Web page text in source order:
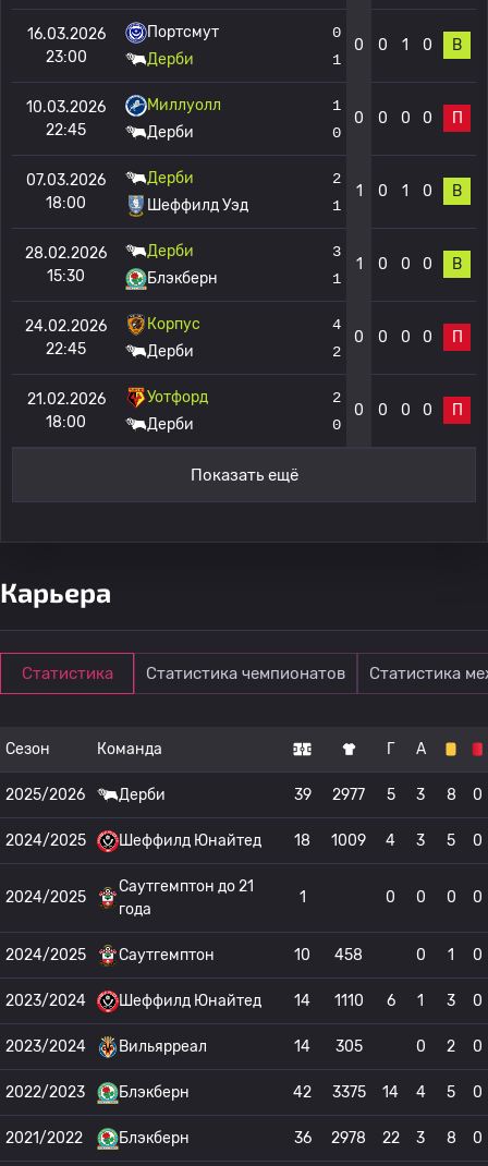
16.03.2026
23:00
Портсмут
Дерби
0
1
0 0 1 0 В
10.03.2026
22:45
Миллуолл
Дерби
1
0
0 0 0 0 П
07.03.2026
18:00
Дерби
Шеффилд Уэд
2
1
1 0 1 0 В
28.02.2026
15:30
Дерби
Блэкберн
3
1
1 0 0 0 В
24.02.2026
22:45
Корпус
Дерби
4
2
0 0 0 0 П
21.02.2026
18:00
Уотфорд
Дерби
2
0
0 0 0 0 П
Показать ещё
Карьера
Статистика Статистика чемпионатов Статистика
Сезон Команда Г А
2025/2026 Дерби 39 2977 5 3 8 0
2024/2025 Шеффилд Юнайтед 18 1009 4 3 5 0
2024/2025
Саутгемптон до 21
года
1 0 0 0 0
2024/2025 Саутгемптон 10 458 0 1 0
2023/2024 Шеффилд Юнайтед 14 1110 6 1 3 0
2023/2024 Вильярреал 14 305 0 2 0
2022/2023 Блэкберн 42 3375 14 4 5 0
2021/2022 Блэкберн 36 2978 22 3 8 0